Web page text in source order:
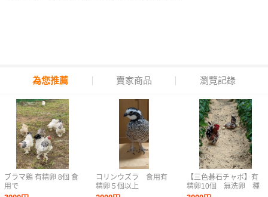
為您推薦 賣家商品 瀏覽記錄
ブラマ鶏 有精卵 8個 食
用で
す。
コリンウズラ 食用有
精卵５個以上
【三色碁石チャボ】有
精卵10個 無洗卵 種
卵 自家産有精卵 、